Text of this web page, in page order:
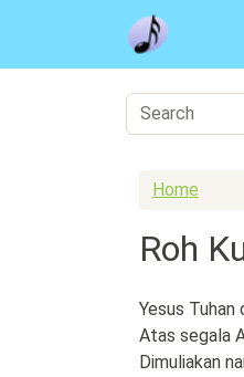
Skip to main content
Home
Roh
Yesus Tuhan
Atas segala
Dimuliakan